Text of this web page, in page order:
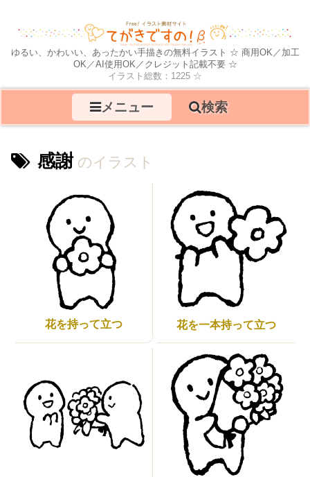
ゆるい、かわいい、あったかい手描きの無料イラスト ☆ 商用OK／加工
OK／AI使用OK／クレジット記載不要 ☆
イラスト総数：1225 ☆
メニュー 検索
感謝
花を持って立つ 花を一本持って立つ